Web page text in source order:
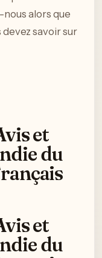
alors que
savoir sur
et
du
et
du